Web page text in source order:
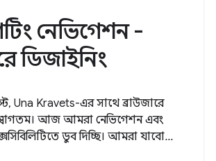
নেভিগেশন -
ডিজাইনিং
Una Kravets-এর সাথে ব্রাউজারে
আজ আমরা নেভিগেশন এবং
ডুব দিচ্ছি। আমরা যাবো...